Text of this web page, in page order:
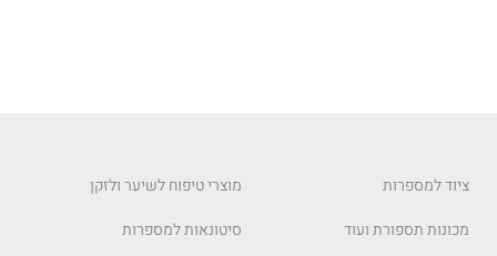
ציוד למספרות
מכונות תספורת ועוד
מוצרי טיפוח לשיער ולזקן
סיטונאות למספרות